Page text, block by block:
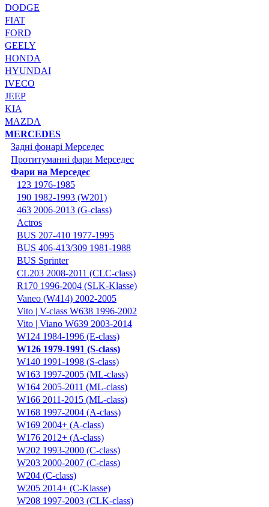
DODGE
FIAT
FORD
GEELY
HONDA
HYUNDAI
IVECO
JEEP
KIA
MAZDA
MERCEDES
Задні фонарі Мерседес
Протитуманні фари Мерседес
Фари на Мерседес
123 1976-1985
190 1982-1993 (W201)
463 2006-2013 (G-class)
Actros
BUS 207-410 1977-1995
BUS 406-413/309 1981-1988
BUS Sprinter
CL203 2008-2011 (CLC-class)
R170 1996-2004 (SLK-Klasse)
Vaneo (W414) 2002-2005
Vito | V-class W638 1996-2002
Vito | Viano W639 2003-2014
W124 1984-1996 (E-class)
W126 1979-1991 (S-class)
W140 1991-1998 (S-class)
W163 1997-2005 (ML-class)
W164 2005-2011 (ML-class)
W166 2011-2015 (ML-class)
W168 1997-2004 (A-class)
W169 2004+ (A-class)
W176 2012+ (A-class)
W202 1993-2000 (C-class)
W203 2000-2007 (C-class)
W204 (C-class)
W205 2014+ (C-Klasse)
W208 1997-2003 (CLK-class)